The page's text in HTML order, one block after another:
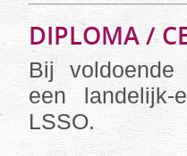
DIPLOMA /
Bij
een landelijk-
LSSO.